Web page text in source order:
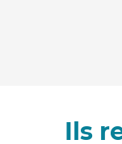
Ils